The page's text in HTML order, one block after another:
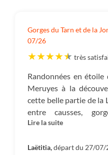
Destination :
Il s’agit
les prestations dans le
hébergements, les
nourriture, etc.
Aérien : Il s’agit du
du billet d’avion.
Salariés : Ce montant
Gorges du Tarn et de la
07/26
très
Randonnées en étoile
Meruyes à la
cette belle partie de la
entre causses,
visites ou activités.
agréable et Jean, notre
Lire la suite
Laëtitia,départ du 27/07/